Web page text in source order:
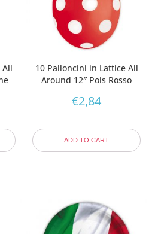
All
10 Palloncini in Lattice All
Around 12″ Pois Rosso
€2,84
ADD TO CART